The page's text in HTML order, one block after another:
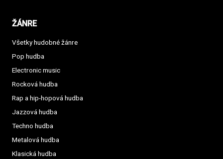
ŽÁNRE
Všetky hudobné žánre
Pop hudba
Electronic music
Rocková hudba
Rap a hip-hopová hudba
Jazzová hudba
Techno hudba
Metalová hudba
Klasická hudba